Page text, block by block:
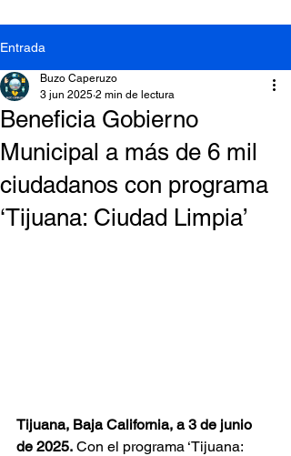
Entrada
Beneficia Gobierno
Municipal a más de 6 mil
ciudadanos con programa
‘Tijuana: Ciudad Limpia’
Buzo Caperuzo
3 jun 2025 2 min de lectura
Tijuana, Baja California, a 3 de junio
de 2025. Con el programa ‘Tijuana: